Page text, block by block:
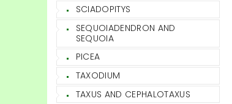
SCIADOPITYS
SEQUOIADENDRON AND
SEQUOIA
PICEA
TAXODIUM
TAXUS AND CEPHALOTAXUS